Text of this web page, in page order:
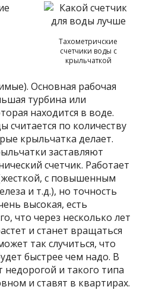
Тахометричские
счетчики воды с
крыльчаткой
Основная рабочая
турбина или
находится в воде.
считается по количеству
крыльчатка делает.
заставляют
счетчик. Работает
с повышенным
и т.д.), но точность
высокая, есть
что через несколько лет
и станет вращаться
так случиться, что
быстрее чем надо. В
и такого типа
и ставят в квартирах.